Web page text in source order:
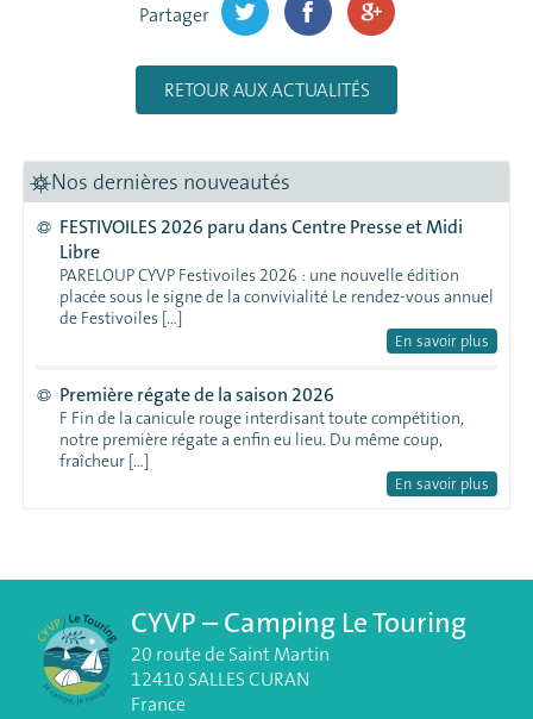
Partager
RETOUR AUX ACTUALITÉS
Nos dernières nouveautés
FESTIVOILES 2026 paru dans Centre Presse et Midi
Libre
PARELOUP CYVP Festivoiles 2026 : une nouvelle édition
placée sous le signe de la convivialité Le rendez-vous annuel
de Festivoiles […]
En savoir plus
Première régate de la saison 2026
F Fin de la canicule rouge interdisant toute compétition,
notre première régate a enfin eu lieu. Du même coup,
fraîcheur […]
En savoir plus
CYVP – Camping Le Touring
20 route de Saint Martin
12410 SALLES CURAN
France